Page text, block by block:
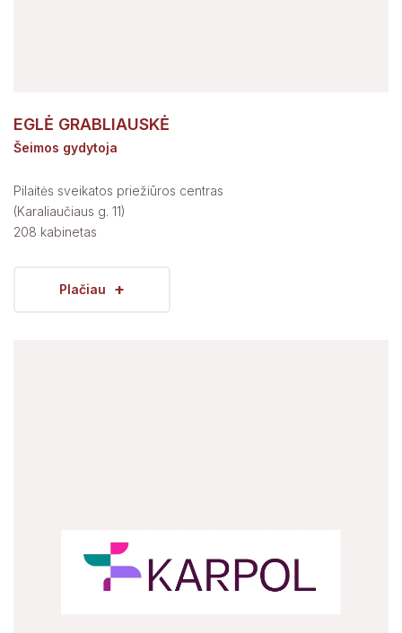
EGLĖ GRABLIAUSKĖ
Šeimos gydytoja
Pilaitės sveikatos priežiūros centras
(Karaliaučiaus g. 11)
208 kabinetas
Plačiau +